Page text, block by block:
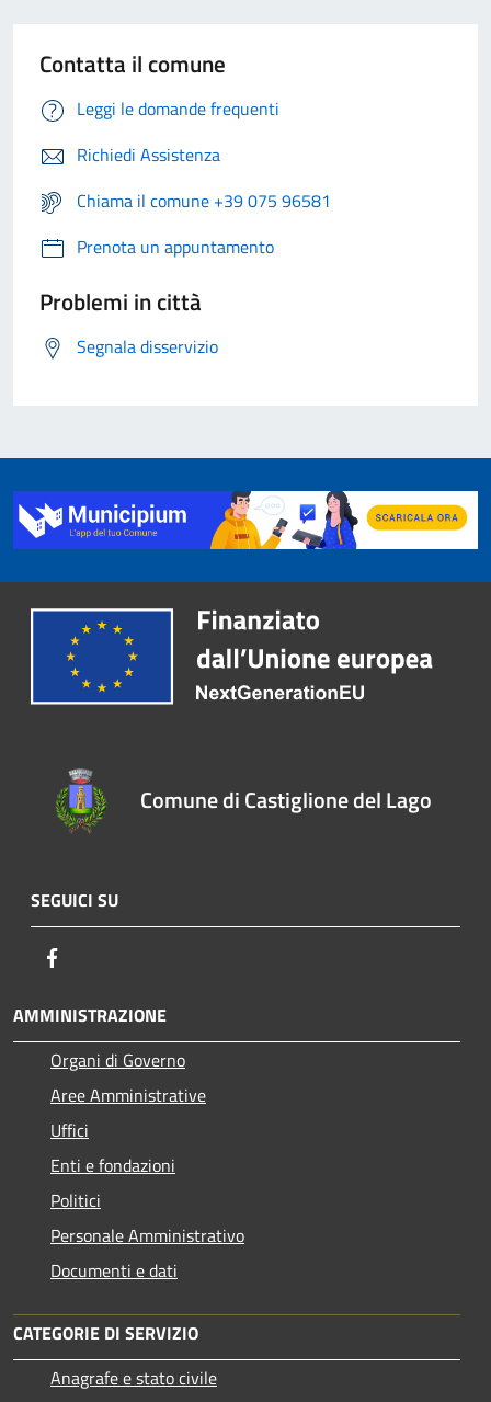
Contatta il comune
Leggi le domande frequenti
Richiedi Assistenza
Chiama il comune +39 075 96581
Prenota un appuntamento
Problemi in città
Segnala disservizio
Comune di Castiglione del Lago
SEGUICI SU
AMMINISTRAZIONE
Organi di Governo
Aree Amministrative
Uffici
Enti e fondazioni
Politici
Personale Amministrativo
Documenti e dati
CATEGORIE DI SERVIZIO
Anagrafe e stato civile